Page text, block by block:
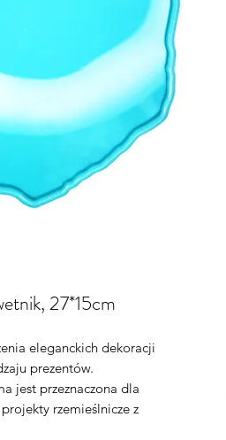
27*15cm
eleganckich dekoracji
prezentów.
jest przeznaczona dla
rzemieślnicze z